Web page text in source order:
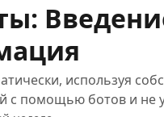
используя
с помощью ботов и не